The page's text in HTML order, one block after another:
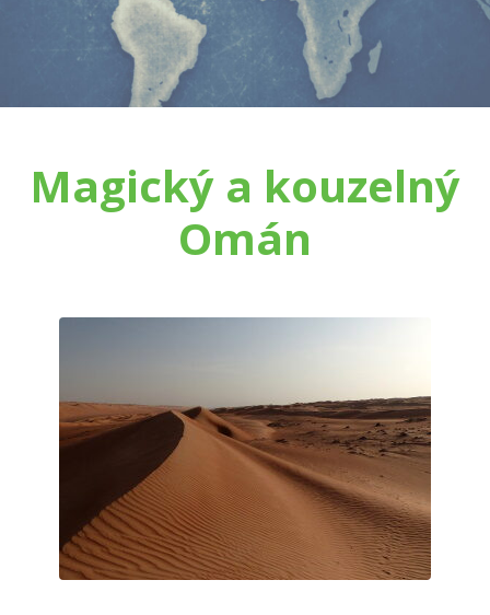
Magický a kouzelný
Omán